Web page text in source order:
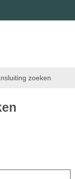
zoeken